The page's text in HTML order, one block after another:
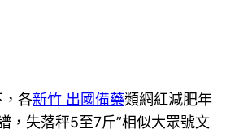
，各新竹 出國備藥類網紅減肥年
，失落秤5至7斤”相似大眾號文